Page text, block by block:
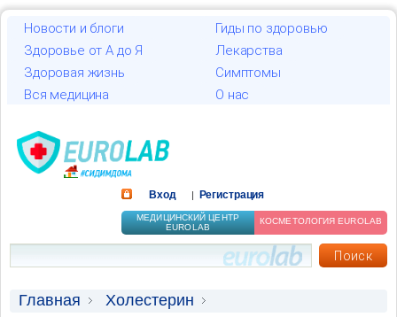
Новости и блоги
Гиды по здоровью
Здоровье от А до Я
Лекарства
Здоровая жизнь
Симптомы
Вся медицина
О нас
Вход Регистрация
МЕДИЦИНСКИЙ ЦЕНТР
EUROLAB
КОСМЕТОЛОГИЯ EUROLAB
Главная
Холестерин